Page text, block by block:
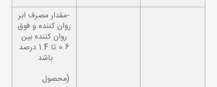
-مقدار مصرف ابر
روان کننده و فوق
روان کننده بین
0.6 تا 1.4 درصد
باشد.
(محصول